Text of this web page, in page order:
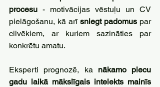
procesu - motivācijas vēstuļu un CV
pielāgošanu, kā arī sniegt padomus par
cilvēkiem, ar kuriem sazināties par
konkrētu amatu.
Eksperti prognozē, ka nākamo piecu
gadu laikā mākslīgais intelekts mainīs